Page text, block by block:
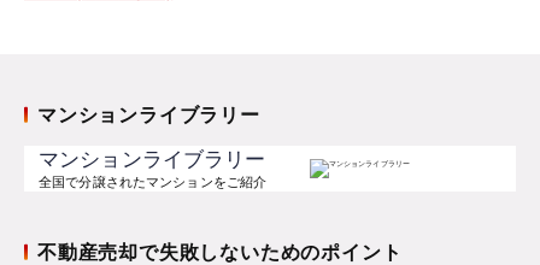
マンションライブラリー
マンションライブラリー
全国で分譲されたマンションをご紹介
不動産売却で失敗しないためのポイント